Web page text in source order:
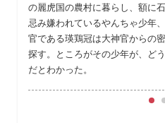
の麗虎国の農村に暮らし、額に
忌み嫌われているやんちゃ少年
官である瑛鶏冠は大神官からの
探す。ところがその少年が、ど
だとわかった。